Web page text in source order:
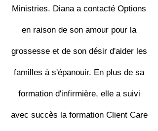
Ministries. Diana a contacté Options
en raison de son amour pour la
grossesse et de son désir d'aider les
familles à s'épanouir. En plus de sa
formation d'infirmière, elle a suivi
avec succès la formation Client Care